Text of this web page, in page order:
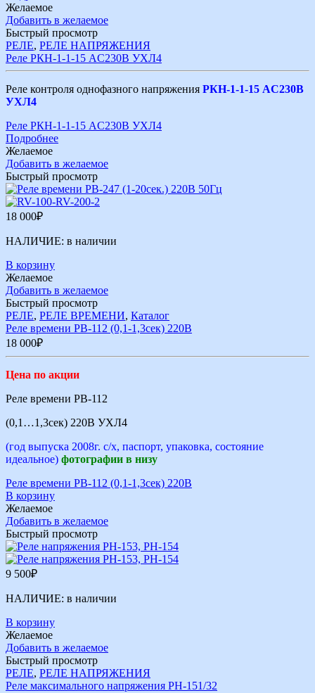
Желаемое
Добавить в желаемое
Быстрый просмотр
РЕЛЕ, РЕЛЕ НАПРЯЖЕНИЯ
Реле РКН-1-1-15 AC230В УХЛ4
Реле контроля однофазного напряжения РКН-1-1-15 AC230В
УХЛ4
Реле РКН-1-1-15 AC230В УХЛ4
Подробнее
Желаемое
Добавить в желаемое
Быстрый просмотр
18 000₽
НАЛИЧИЕ: в наличии
В корзину
Желаемое
Добавить в желаемое
Быстрый просмотр
РЕЛЕ, РЕЛЕ ВРЕМЕНИ, Каталог
Реле времени РВ-112 (0,1-1,3сек) 220В
18 000₽
Цена по акции
Реле времени РВ-112
(0,1…1,3сек) 220В УХЛ4
(год выпуска 2008г. с/х, паспорт, упаковка, состояние
идеальное) фотографии в низу
Реле времени РВ-112 (0,1-1,3сек) 220В
В корзину
Желаемое
Добавить в желаемое
Быстрый просмотр
9 500₽
НАЛИЧИЕ: в наличии
В корзину
Желаемое
Добавить в желаемое
Быстрый просмотр
РЕЛЕ, РЕЛЕ НАПРЯЖЕНИЯ
Реле максимального напряжения РН-151/32